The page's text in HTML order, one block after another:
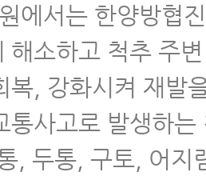
에서는 한양방협
해소하고 척추 주
복, 강화시켜 재발
통사고로 발생하는
, 두통, 구토, 어지